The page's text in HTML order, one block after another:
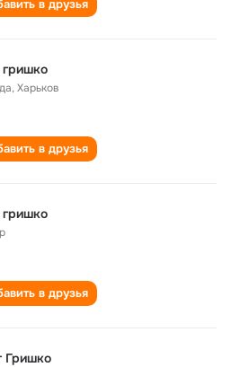
в друзья
гришко
,Харьков
в друзья
гришко
в друзья
Гришко